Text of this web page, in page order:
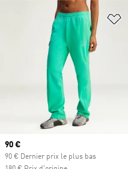
Prix actuel
90 €
90 € Dernier prix le plus bas